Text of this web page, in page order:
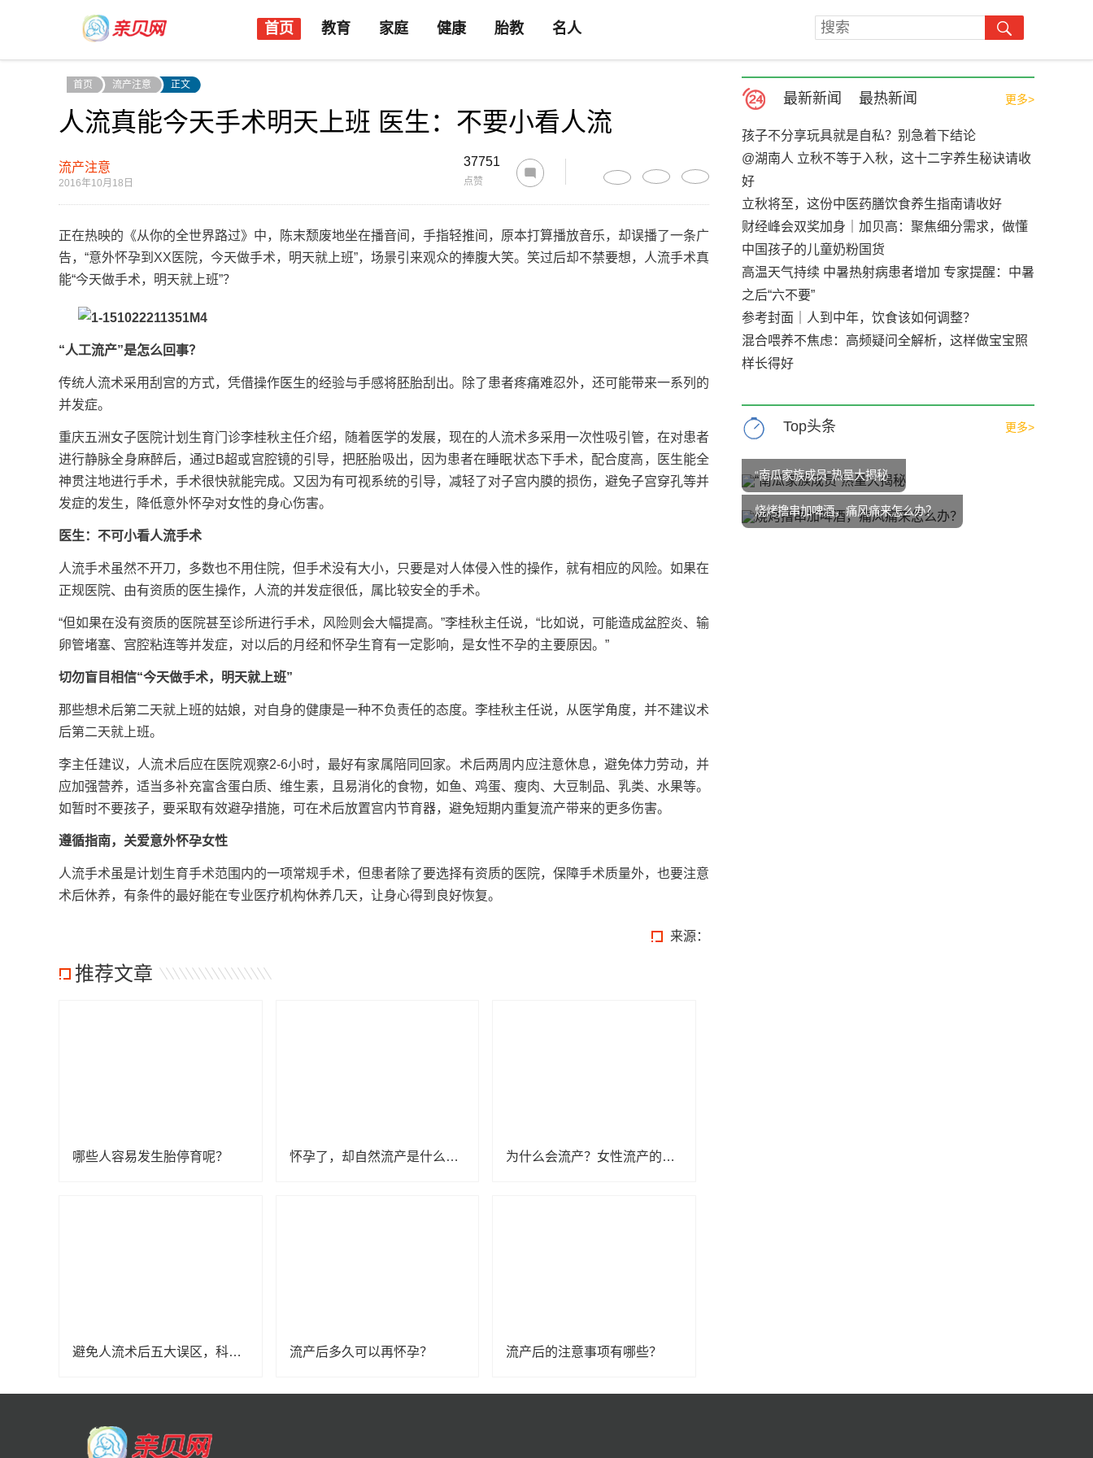
首页 教育 家庭 健康 胎教 名人
首页 流产注意 正文
人流真能今天手术明天上班 医生：不要小看人流
流产注意
2016年10月18日
37751
点赞
正在热映的《从你的全世界路过》中，陈末颓废地坐在播音间，手指轻推间，原本打算播放音乐，却误播了一条广
告，“意外怀孕到XX医院，今天做手术，明天就上班”，场景引来观众的捧腹大笑。笑过后却不禁要想，人流手术真
能“今天做手术，明天就上班”？
“人工流产”是怎么回事？
传统人流术采用刮宫的方式，凭借操作医生的经验与手感将胚胎刮出。除了患者疼痛难忍外，还可能带来一系列的
并发症。
重庆五洲女子医院计划生育门诊李桂秋主任介绍，随着医学的发展，现在的人流术多采用一次性吸引管，在对患者
进行静脉全身麻醉后，通过B超或宫腔镜的引导，把胚胎吸出，因为患者在睡眠状态下手术，配合度高，医生能全
神贯注地进行手术，手术很快就能完成。又因为有可视系统的引导，减轻了对子宫内膜的损伤，避免子宫穿孔等并
发症的发生，降低意外怀孕对女性的身心伤害。
医生：不可小看人流手术
人流手术虽然不开刀，多数也不用住院，但手术没有大小，只要是对人体侵入性的操作，就有相应的风险。如果在
正规医院、由有资质的医生操作，人流的并发症很低，属比较安全的手术。
“但如果在没有资质的医院甚至诊所进行手术，风险则会大幅提高。”李桂秋主任说，“比如说，可能造成盆腔炎、输
卵管堵塞、宫腔粘连等并发症，对以后的月经和怀孕生育有一定影响，是女性不孕的主要原因。”
切勿盲目相信“今天做手术，明天就上班”
那些想术后第二天就上班的姑娘，对自身的健康是一种不负责任的态度。李桂秋主任说，从医学角度，并不建议术
后第二天就上班。
李主任建议，人流术后应在医院观察2-6小时，最好有家属陪同回家。术后两周内应注意休息，避免体力劳动，并
应加强营养，适当多补充富含蛋白质、维生素，且易消化的食物，如鱼、鸡蛋、瘦肉、大豆制品、乳类、水果等。
如暂时不要孩子，要采取有效避孕措施，可在术后放置宫内节育器，避免短期内重复流产带来的更多伤害。
遵循指南，关爱意外怀孕女性
人流手术虽是计划生育手术范围内的一项常规手术，但患者除了要选择有资质的医院，保障手术质量外，也要注意
术后休养，有条件的最好能在专业医疗机构休养几天，让身心得到良好恢复。
来源：
推荐文章
哪些人容易发生胎停育呢？ 怀孕了，却自然流产是什么原因？ 为什么会流产？女性流产的原因你都了解吗？
避免人流术后五大误区，科学坐“小月” 流产后多久可以再怀孕？ 流产后的注意事项有哪些？
最新新闻 最热新闻 更多>
孩子不分享玩具就是自私？别急着下结论
@湖南人 立秋不等于入秋，这十二字养生秘诀请收
好
立秋将至，这份中医药膳饮食养生指南请收好
财经峰会双奖加身｜加贝高：聚焦细分需求，做懂
中国孩子的儿童奶粉国货
高温天气持续 中暑热射病患者增加 专家提醒：中暑
之后“六不要”
参考封面｜人到中年，饮食该如何调整？
混合喂养不焦虑：高频疑问全解析，这样做宝宝照
样长得好
Top头条 更多>
“南瓜家族成员”热量大揭秘
烧烤撸串加啤酒，痛风痛来怎么办？